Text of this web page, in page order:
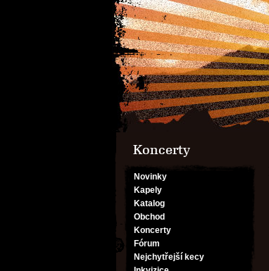
Koncerty
Novinky
Kapely
Katalog
Obchod
Koncerty
Fórum
Nejchytřejší kecy